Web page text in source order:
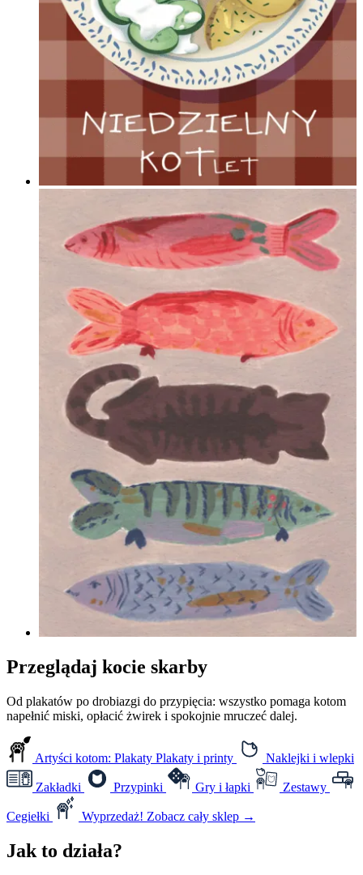
Przeglądaj kocie skarby
Od plakatów po drobiazgi do przypięcia: wszystko pomaga kotom
napełnić miski, opłacić żwirek i spokojnie mruczeć dalej.
Artyści kotom: Plakaty Plakaty i printy Naklejki i wlepki
Zakładki Przypinki Gry i łapki Zestawy
Cegiełki Wyprzedaż! Zobacz cały sklep →
Jak to działa?